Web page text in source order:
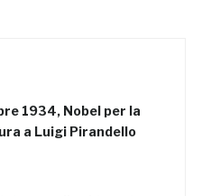
1934, Nobel per la
a Luigi Pirandello